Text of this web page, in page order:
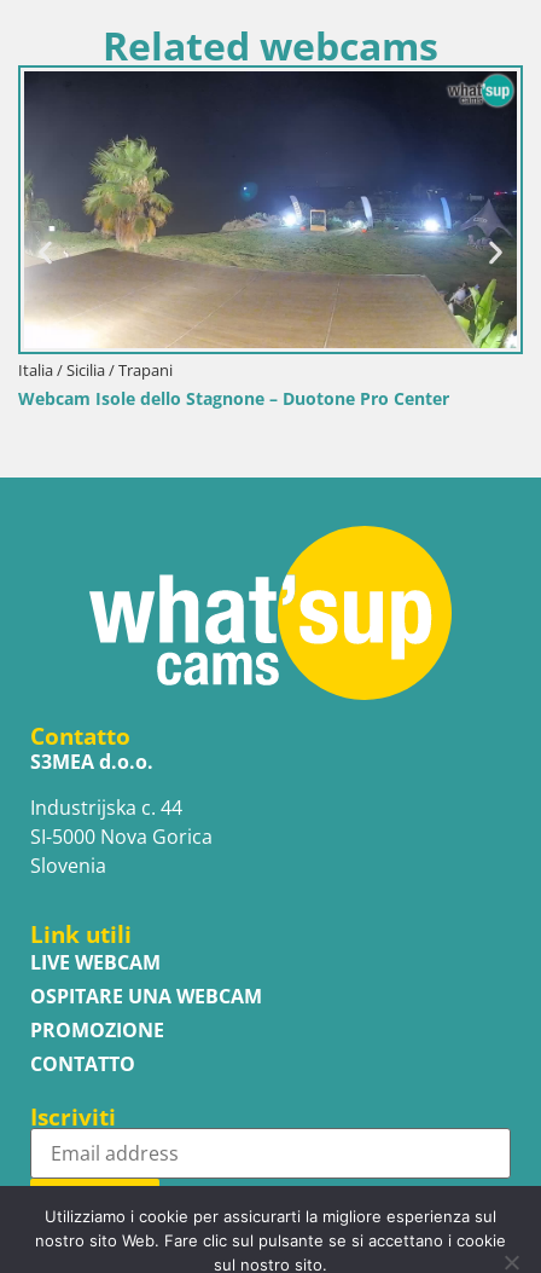
Related webcams
Duotone Pro Center
Webcam Terza Spiaggia
Contatto
S3MEA d.o.o.
Industrijska c. 44
SI-5000 Nova Gorica
Slovenia
Link utili
LIVE WEBCAM
OSPITARE UNA WEBCAM
PROMOZIONE
CONTATTO
Iscriviti
Subscribe
Utilizziamo i cookie per assicurarti la migliore esperienza sul
nostro sito Web. Fare clic sul pulsante se si accettano i cookie
sul nostro sito.